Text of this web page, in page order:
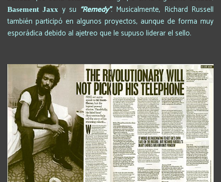
Basement Jaxx y su “Remedy”. Musicalmente, Richard Russell
también participó en algunos proyectos, aunque de forma muy
esporádica debido al ajetreo que le supuso liderar el sello.